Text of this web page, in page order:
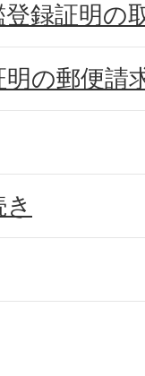
録証明の
明の郵便請